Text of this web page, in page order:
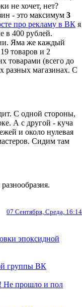
не хочет, нет?
- это максимум 3
про рекламу в ВК я
в 400 рублей.
Яма же каждый
товаров и 2
товарами (всего до
разных магазинах. С
С одной стороны,
А с другой - куча
и около нулевая
Сидим там
07 Сентября, Среда, 16:14
эпоксидной
группы ВК
Не прошло и пол